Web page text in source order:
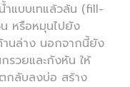
แบบเทแล้วล้น (fill-
หรือหมุนไปยัง
านล่าง นอกจากนี้ยัง
รวยและกังหัน ให้
กลับลงบ่อ สร้าง